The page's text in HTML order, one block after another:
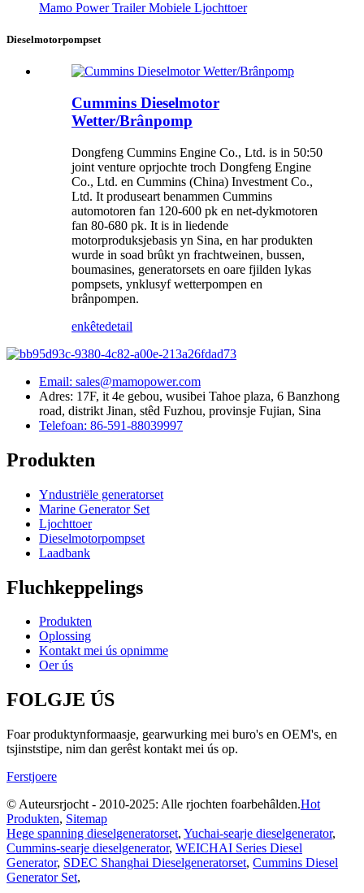
Mamo Power Trailer Mobiele Ljochttoer
Dieselmotorpompset
Cummins Dieselmotor
Wetter/Brânpomp
Dongfeng Cummins Engine Co., Ltd. is in 50:50
joint venture oprjochte troch Dongfeng Engine
Co., Ltd. en Cummins (China) Investment Co.,
Ltd. It produseart benammen Cummins
automotoren fan 120-600 pk en net-dykmotoren
fan 80-680 pk. It is in liedende
motorproduksjebasis yn Sina, en har produkten
wurde in soad brûkt yn frachtweinen, bussen,
boumasines, generatorsets en oare fjilden lykas
pompsets, ynklusyf wetterpompen en
brânpompen.
enkêtedetail
Email: sales@mamopower.com
Adres: 17F, it 4e gebou, wusibei Tahoe plaza, 6 Banzhong
road, distrikt Jinan, stêd Fuzhou, provinsje Fujian, Sina
Telefoan: 86-591-88039997
Produkten
Yndustriële generatorset
Marine Generator Set
Ljochttoer
Dieselmotorpompset
Laadbank
Fluchkeppelings
Produkten
Oplossing
Kontakt mei ús opnimme
Oer ús
FOLGJE ÚS
Foar produktynformaasje, gearwurking mei buro's en OEM's, en
tsjinststipe, nim dan gerêst kontakt mei ús op.
Ferstjoere
© Auteursrjocht - 2010-2025: Alle rjochten foarbehâlden.Hot
Produkten, Sitemap
Hege spanning dieselgeneratorset, Yuchai-searje dieselgenerator,
Cummins-searje dieselgenerator, WEICHAI Series Diesel
Generator, SDEC Shanghai Dieselgeneratorset, Cummins Diesel
Generator Set,